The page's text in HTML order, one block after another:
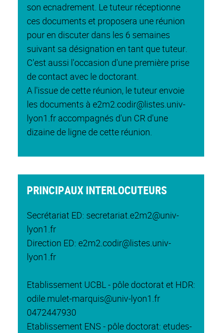
son ecnadrement. Le tuteur réceptionne
ces documents et proposera une réunion
pour en discuter dans les 6 semaines
suivant sa désignation en tant que tuteur.
C'est aussi l'occasion d'une première prise
de contact avec le doctorant.
A l'issue de cette réunion, le tuteur envoie
les documents à e2m2.codir@listes.univ-
lyon1.fr accompagnés d'un CR d'une
dizaine de ligne de cette réunion.
PRINCIPAUX INTERLOCUTEURS
Secrétariat ED: secretariat.e2m2@univ-
lyon1.fr
Direction ED: e2m2.codir@listes.univ-
lyon1.fr
Etablissement UCBL - pôle doctorat et HDR:
odile.mulet-marquis@univ-lyon1.fr
0472447930
Etablissement ENS - pôle doctorat: etudes-